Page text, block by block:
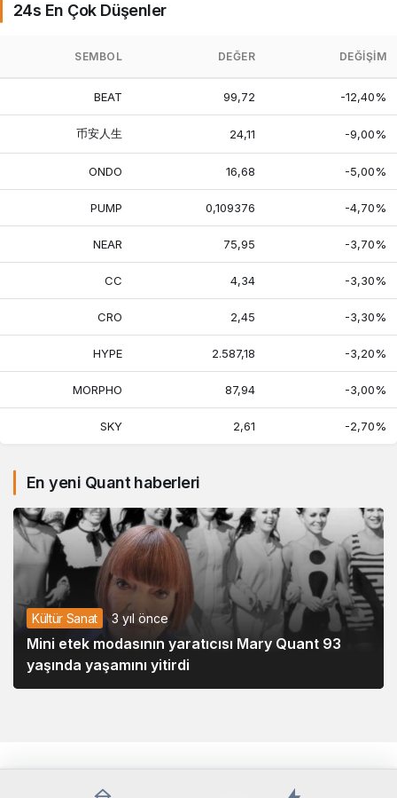
24s En Çok Düşenler
SEMBOL DEĞER DEĞIŞIM
BEAT 99,72 -12,40%
币安人生 24,11 -9,00%
ONDO 16,68 -5,00%
PUMP 0,109376 -4,70%
NEAR 75,95 -3,70%
CC 4,34 -3,30%
CRO 2,45 -3,30%
HYPE 2.587,18 -3,20%
MORPHO 87,94 -3,00%
SKY 2,61 -2,70%
En yeni Quant haberleri
Kültür Sanat 3 yıl önce
Mini etek modasının yaratıcısı Mary Quant 93
yaşında yaşamını yitirdi